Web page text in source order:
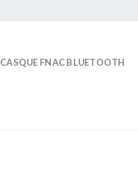
CASQUE FNAC BLUETOOTH